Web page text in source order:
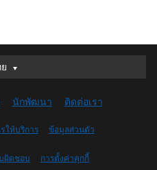
ย
(UK)
(US)
(Canada)
นักพัฒนา ติดต่อเรา
ให้บริการ ข้อมูลส่วนตัว
ผิดชอบ การตั้งค่าคุกกี้